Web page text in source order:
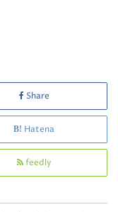
Share
Hatena
feedly